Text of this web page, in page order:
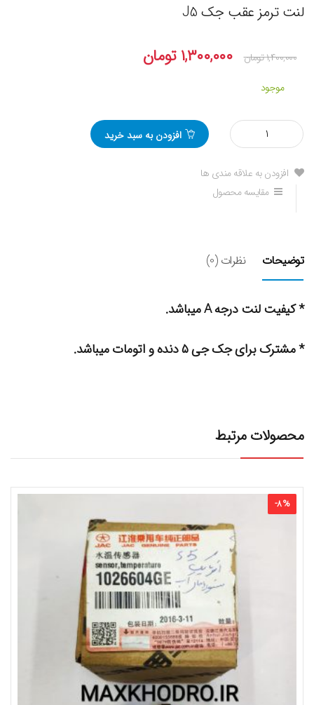
لنت ترمز عقب جک J5
۱,۴۰۰,۰۰۰تومان ۱,۳۰۰,۰۰۰ تومان
موجود
مقدار
لنت
عقب
جک
افزودن به سبد خرید
افزودن به علاقه مندی ها
مقایسه محصول
توضیحات نظرات (0)
* کیفیت لنت درجه A میباشد.
* مشترک برای جک جی ۵ دنده و اتومات میباشد.
محصولات مرتبط
-8%